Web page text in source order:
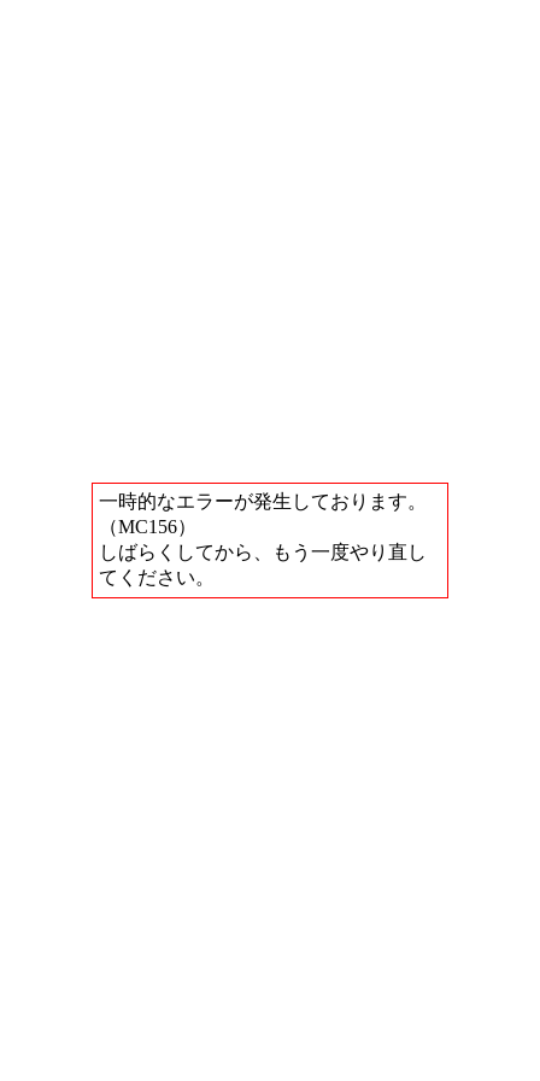
一時的なエラーが発生しております。
（MC156）
しばらくしてから、もう一度やり直し
てください。